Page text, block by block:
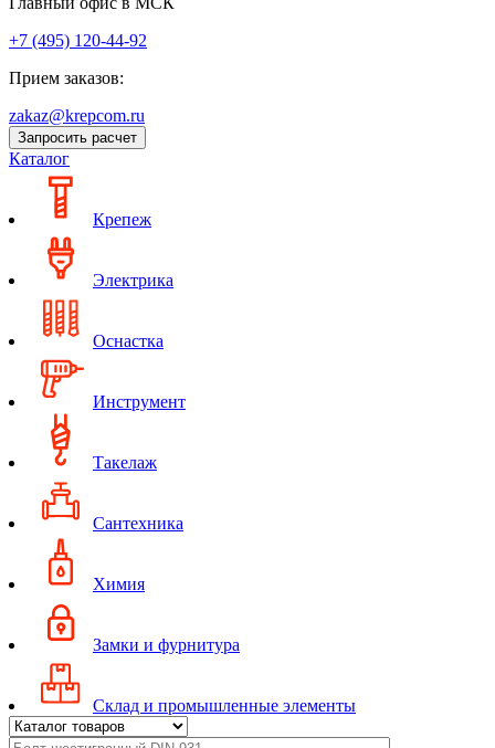
+7 (495) 120-44-92
Прием заказов:
zakaz@krepcom.ru
Запросить расчет
Каталог
Крепеж
Электрика
Оснастка
Инструмент
Такелаж
Сантехника
Химия
Замки и фурнитура
Склад и промышленные элементы